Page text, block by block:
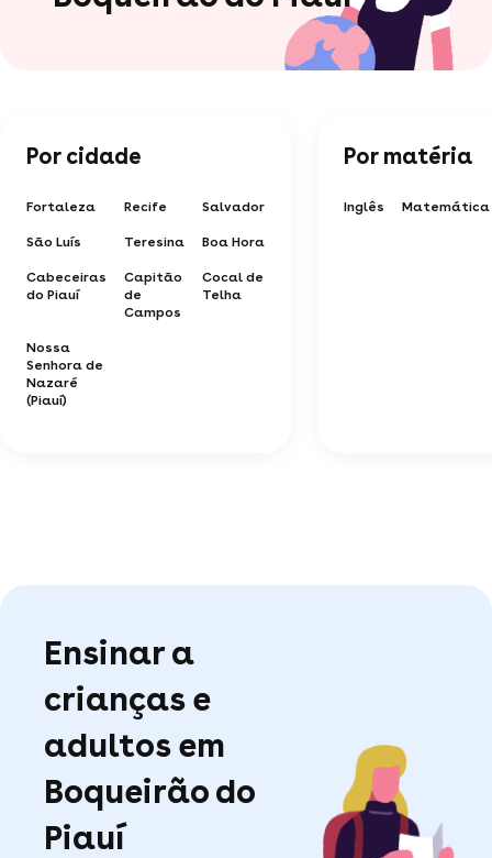
Por cidade
Fortaleza Recife Salvador
São Luís Teresina Boa Hora
Cabeceiras
do Piauí
Capitão
de
Campos
Cocal de
Telha
Nossa
Senhora de
Nazaré
(Piauí)
Por matéria
Inglês Matemática
Ensinar a
crianças e
adultos em
Boqueirão do
Piauí